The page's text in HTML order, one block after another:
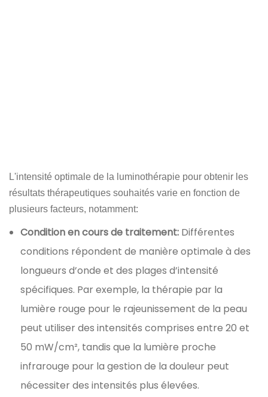
L'intensité optimale de la luminothérapie pour obtenir les
résultats thérapeutiques souhaités varie en fonction de
plusieurs facteurs, notamment:
Condition en cours de traitement: Différentes
conditions répondent de manière optimale à des
longueurs d’onde et des plages d’intensité
spécifiques. Par exemple, la thérapie par la
lumière rouge pour le rajeunissement de la peau
peut utiliser des intensités comprises entre 20 et
50 mW/cm², tandis que la lumière proche
infrarouge pour la gestion de la douleur peut
nécessiter des intensités plus élevées.